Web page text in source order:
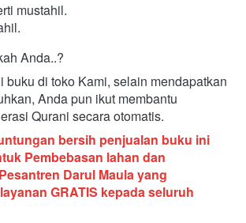
mustahil.
Anda..?
buku di toko Kami, selain mendapatkan
Anda pun ikut membantu
Qurani secara otomatis.
bersih penjualan buku ini
Pembebasan lahan dan
Darul Maula yang
GRATIS kepada seluruh